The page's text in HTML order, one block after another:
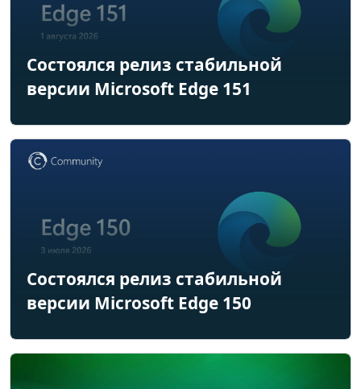
Состоялся релиз стабильной
версии Microsoft Edge 151
Состоялся релиз стабильной
версии Microsoft Edge 150